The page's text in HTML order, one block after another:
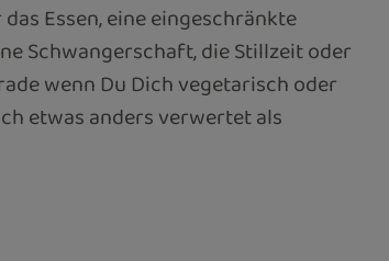
Essen, eine eingeschränkte
Schwangerschaft, die Stillzeit oder
wenn Du Dich vegetarisch oder
etwas anders verwertet als